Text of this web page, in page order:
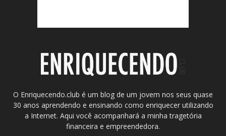
O Enriquecendo.club é um blog de um jovem nos seus quase
30 anos aprendendo e ensinando como enriquecer utilizando
a Internet. Aqui você acompanhará a minha tragetória
financeira e empreendedora.